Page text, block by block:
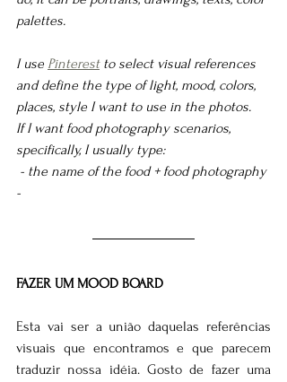
palettes.
I use Pinterest to select visual references
and define the type of light, mood, colors,
places, style I want to use in the photos.
If I want food photography scenarios,
specifically, I usually type:
-
FAZER UM MOOD BOARD
Esta vai ser a união daquelas referências
visuais que encontramos e que parecem
traduzir nossa idéia. Gosto de fazer uma